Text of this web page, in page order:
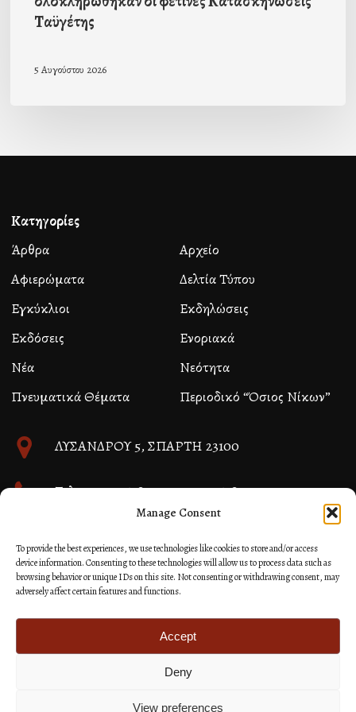
Manage Consent
To provide the best experiences, we use technologies like cookies to store and/or access
device information. Consenting to these technologies will allow us to process data such as
browsing behavior or unique IDs on this site. Not consenting or withdrawing consent, may
adversely affect certain features and functions.
Accept
Deny
View preferences
Ταϋγέτης
5 Αυγούστου 2026
Κατηγορίες
Άρθρα
Αρχείο
Αφιερώματα
Δελτία Τύπου
Εγκύκλιοι
Εκδηλώσεις
Εκδόσεις
Ενοριακά
Νέα
Νεότητα
Πνευματικά Θέματα
Περιοδικό “Όσιος Νίκων”
ΛΥΣΑΝΔΡΟΥ 5, ΣΠΑΡΤΗ 23100
Τηλ. 27310 26580 και 27310 26581
Κατασκευή Ιστοσελίδων Site as you GO: Falcon από
Hellenic Technologies